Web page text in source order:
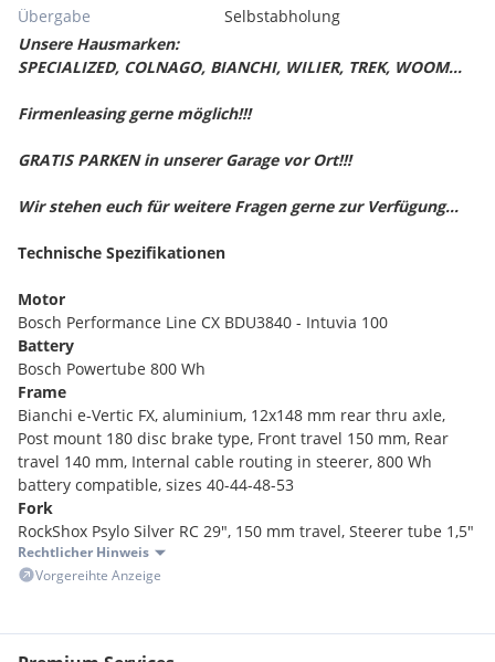
Übergabe
Selbstabholung
Unsere Hausmarken:
SPECIALIZED, COLNAGO, BIANCHI, WILIER, TREK, WOOM...
Firmenleasing gerne möglich!!!
GRATIS PARKEN in unserer Garage vor Ort!!!
Wir stehen euch für weitere Fragen gerne zur Verfügung...
Technische Spezifikationen
Motor
Bosch Performance Line CX BDU3840 - Intuvia 100
Battery
Bosch Powertube 800 Wh
Frame
Bianchi e-Vertic FX, aluminium, 12x148 mm rear thru axle,
Post mount 180 disc brake type, Front travel 150 mm, Rear
travel 140 mm, Internal cable routing in steerer, 800 Wh
battery compatible, sizes 40-44-48-53
Fork
RockShox Psylo Silver RC 29", 150 mm travel, Steerer tube 1,5"
tapered, 35 mm stanchions, Maxle Stealth 15x110 Boost axle,
Rotor: minimum 180 mm, maximum 220 mm, 44 mm rake
Rechtlicher Hinweis
Vorgereihte Anzeige